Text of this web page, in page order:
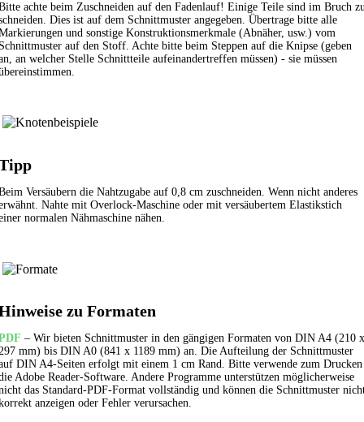
achte beim Zuschneiden auf den Fadenlauf! Einige Teile sind im Bruch
Dies ist auf dem Schnittmuster angegeben. Übertrage bitte alle
und sonstige Konstruktionsmerkmale (Abnäher, usw.) vom
auf den Stoff. Achte bitte beim Steppen auf die Knipse (geben
an welcher Stelle Schnittteile aufeinandertreffen müssen) - sie müssen
Versäubern die Nahtzugabe auf 0,8 cm zuschneiden. Wenn nicht anderes
Nahte mit Overlock-Maschine oder mit versäubertem Elastikstich
normalen Nähmaschine nähen.
zu Formaten
– Wir bieten Schnittmuster in den gängigen Formaten von DIN A4 (210 x
mm) bis DIN A0 (841 x 1189 mm) an. Die Aufteilung der Schnittmuster
DIN A4-Seiten erfolgt mit einem 1 cm Rand. Bitte verwende zum Drucken
Adobe Reader-Software. Andere Programme unterstützen möglicherweise
das Standard-PDF-Format vollständig und können die Schnittmuster
anzeigen oder Fehler verursachen.